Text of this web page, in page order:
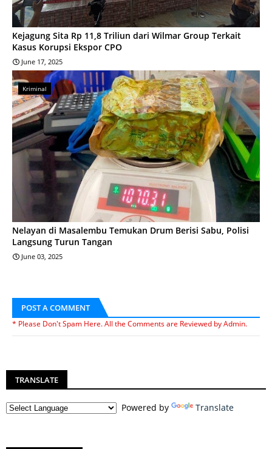
Kejagung Sita Rp 11,8 Triliun dari Wilmar Group Terkait
Kasus Korupsi Ekspor CPO
June 17, 2025
Kriminal
Nelayan di Masalembu Temukan Drum Berisi Sabu, Polisi
Langsung Turun Tangan
June 03, 2025
POST A COMMENT
* Please Don't Spam Here. All the Comments are Reviewed by Admin.
TRANSLATE
Powered by Translate